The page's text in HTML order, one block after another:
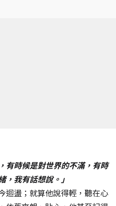
有時候是對世界的不滿，有時
，我有話想說。」
迴盪；就算他說得輕，聽在心